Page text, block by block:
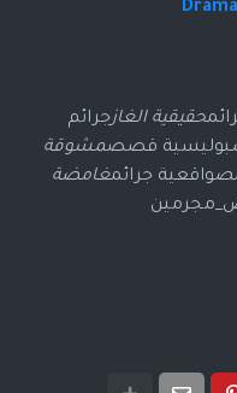
حقيقية الغازجرائم
بوليسية قصصمشوقة
واقعية جرائمغامضة